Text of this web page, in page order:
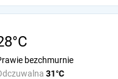
31°C
bezchmurnie